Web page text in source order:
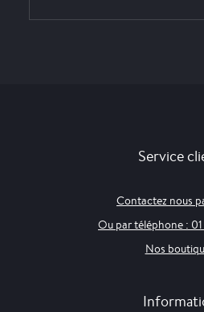
Service
Contactez nous
Ou par téléphone :
Nos